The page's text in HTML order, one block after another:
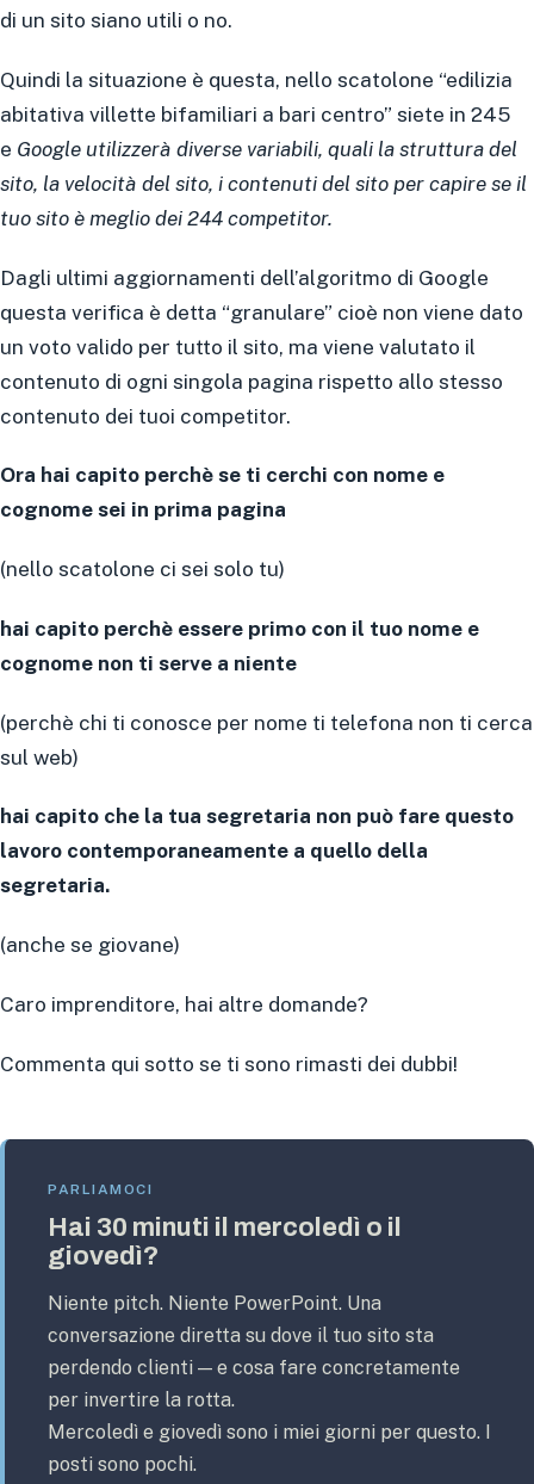
di un sito siano utili o no.
Quindi la situazione è questa, nello scatolone “edilizia
abitativa villette bifamiliari a bari centro” siete in 245
e Google utilizzerà diverse variabili, quali la struttura del
sito, la velocità del sito, i contenuti del sito per capire se il
tuo sito è meglio dei 244 competitor.
Dagli ultimi aggiornamenti dell’algoritmo di Google
questa verifica è detta “granulare” cioè non viene dato
un voto valido per tutto il sito, ma viene valutato il
contenuto di ogni singola pagina rispetto allo stesso
contenuto dei tuoi competitor.
Ora hai capito perchè se ti cerchi con nome e
cognome sei in prima pagina
(nello scatolone ci sei solo tu)
hai capito perchè essere primo con il tuo nome e
cognome non ti serve a niente
(perchè chi ti conosce per nome ti telefona non ti cerca
sul web)
hai capito che la tua segretaria non può fare questo
lavoro contemporaneamente a quello della
segretaria.
(anche se giovane)
Caro imprenditore, hai altre domande?
Commenta qui sotto se ti sono rimasti dei dubbi!
PARLIAMOCI
Hai 30 minuti il mercoledì o il
giovedì?
Niente pitch. Niente PowerPoint. Una
conversazione diretta su dove il tuo sito sta
perdendo clienti — e cosa fare concretamente
per invertire la rotta.
Mercoledì e giovedì sono i miei giorni per questo. I
posti sono pochi.